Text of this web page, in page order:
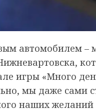
автомобилем –
игры «Много
мы даже сами
наших